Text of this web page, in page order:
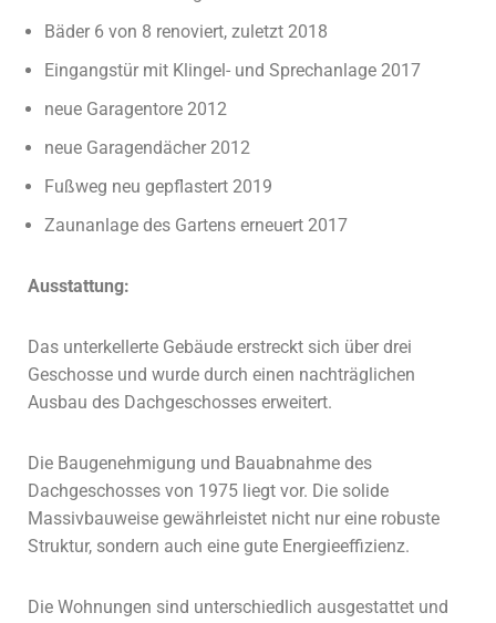
Bäder 6 von 8 renoviert, zuletzt 2018
Eingangstür mit Klingel- und Sprechanlage 2017
neue Garagentore 2012
neue Garagendächer 2012
Fußweg neu gepflastert 2019
Zaunanlage des Gartens erneuert 2017
Ausstattung:
Das unterkellerte Gebäude erstreckt sich über drei
Geschosse und wurde durch einen nachträglichen
Ausbau des Dachgeschosses erweitert.
Die Baugenehmigung und Bauabnahme des
Dachgeschosses von 1975 liegt vor. Die solide
Massivbauweise gewährleistet nicht nur eine robuste
Struktur, sondern auch eine gute Energieeffizienz.
Die Wohnungen sind unterschiedlich ausgestattet und